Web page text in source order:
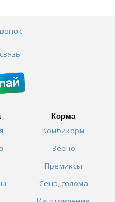
Корма
Комбикорм
Зерно
Премиксы
Сено, солома